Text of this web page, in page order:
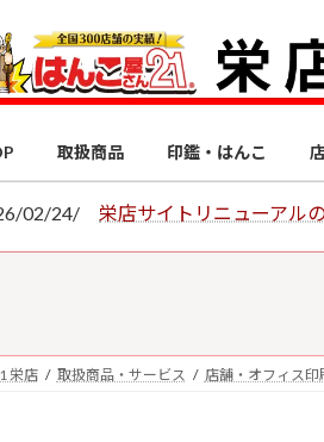
取扱商品 印鑑・はんこ
02/24/ 栄店サイトリニューアル
栄店 取扱商品・サービス 店舗・オフィス印